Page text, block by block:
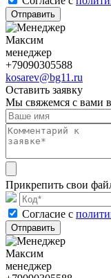
Отправить
Максим
менеджер
+79090305588
kosarev@bg11.ru
Оставить заявку
Мы свяжемся с вами
Прикрепить свои
Cогласие с
Отправить
Максим
менеджер